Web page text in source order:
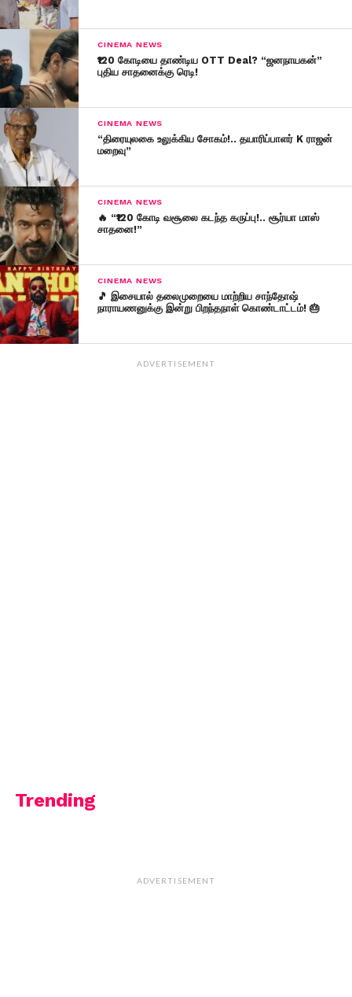
CINEMA NEWS
₹120 கோடியை தாண்டிய OTT Deal? “ஜனநாயகன்”
புதிய சாதனைக்கு ரெடி!
CINEMA NEWS
“திரையுலகை உலுக்கிய சோகம்!.. தயாரிப்பாளர் K ராஜன்
மறைவு”
CINEMA NEWS
🔥 “₹120 கோடி வசூலை கடந்த கருப்பு!.. சூர்யா மாஸ்
சாதனை!”
CINEMA NEWS
🎵 இசையால் தலைமுறையை மாற்றிய சாந்தோஷ்
நாராயணனுக்கு இன்று பிறந்தநாள் கொண்டாட்டம்! 🎂
ADVERTISEMENT
Trending
ADVERTISEMENT